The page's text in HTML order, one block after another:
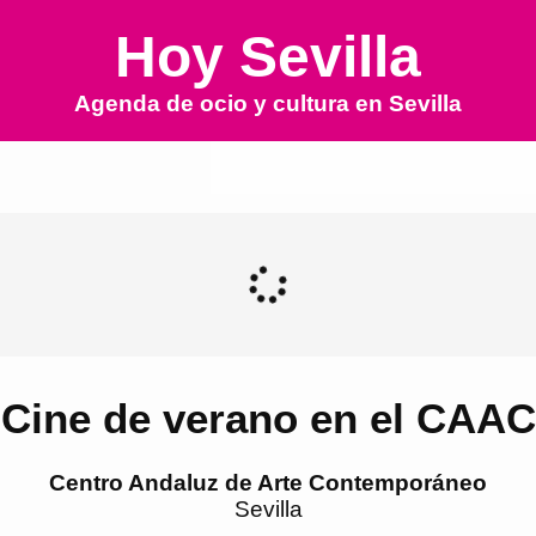
Hoy Sevilla
Agenda de ocio y cultura en Sevilla
Cine de verano en el CAAC
Centro Andaluz de Arte Contemporáneo
Sevilla